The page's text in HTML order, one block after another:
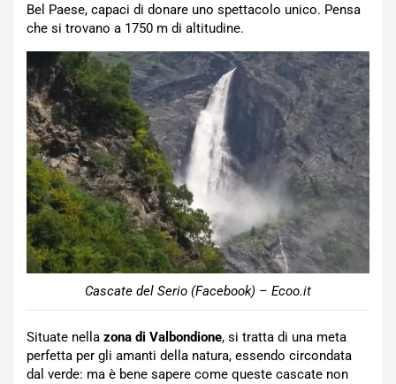
Bel Paese, capaci di donare uno spettacolo unico. Pensa
che si trovano a 1750 m di altitudine.
Cascate del Serio (Facebook) – Ecoo.it
Situate nella zona di Valbondione, si tratta di una meta
perfetta per gli amanti della natura, essendo circondata
dal verde: ma è bene sapere come queste cascate non